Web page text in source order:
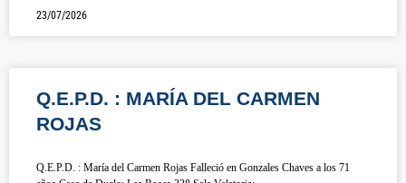
23/07/2026
Q.E.P.D. : MARÍA DEL CARMEN
ROJAS
Q.E.P.D. : María del Carmen Rojas Falleció en Gonzales Chaves a los 71